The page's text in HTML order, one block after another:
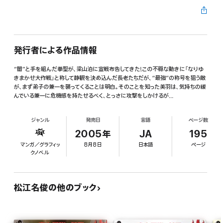
発行者による作品情報
“闇”と手を組んだ拳聖が、梁山泊に宣戦布告してきた!この不穏な動きに「なりゆ
きまかせ大作戦」と称して静観を決め込んだ長老たちだが、“最強”の称号を狙う敵
が、まず弟子の兼一を襲ってくることは明白。そのことを知った美羽は、気持ちの緩
んでいる兼一に危機感を持たせるべく、とっさに攻撃をしかけるが…
ジャンル
マンガ／グラフィッ
クノベル
発売日
2005年
8月8日
言語
JA
日本語
ページ数
195
ページ
松江名俊の他のブック